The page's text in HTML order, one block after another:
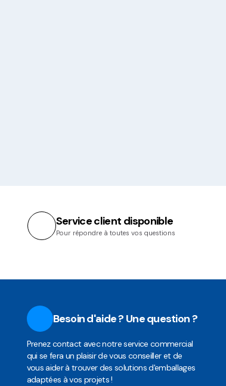
Service client disponible
Pour répondre à toutes vos questions
Besoin d'aide ? Une question ?
Prenez contact avec notre service commercial
qui se fera un plaisir de vous conseiller et de
vous aider à trouver des solutions d'emballages
adaptées à vos projets !